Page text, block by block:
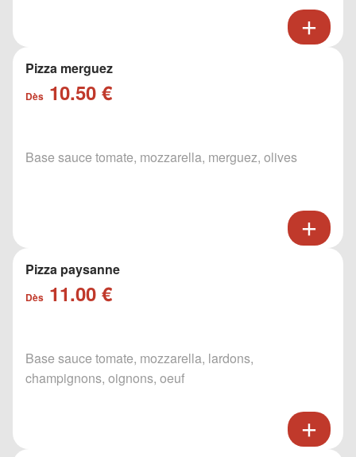
Pizza merguez
Dès 10.50 €
Base sauce tomate, mozzarella, merguez, olives
Pizza paysanne
Dès 11.00 €
Base sauce tomate, mozzarella, lardons,
champignons, oignons, oeuf